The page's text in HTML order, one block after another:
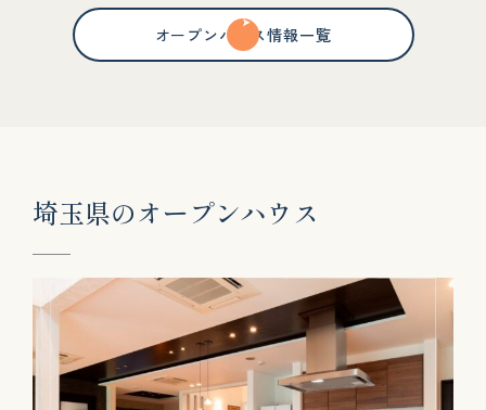
オープンハウス情報一覧
埼玉県のオープンハウ ス